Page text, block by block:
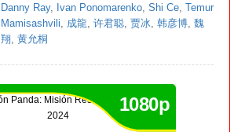
Danny Ray, Ivan Ponomarenko Shi Ce Temur
Mamisashvili
成龍 许君聪 贾冰 韩彦博 魏
翔 黄允桐
1080p